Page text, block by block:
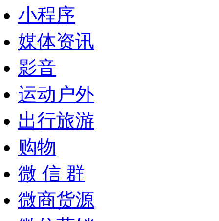
小程序
媒体资讯
影音
运动户外
出行旅游
购物
微 信 群
微商货源